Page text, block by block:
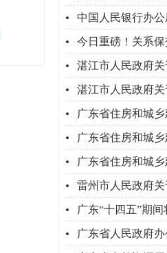
中国人民银行办
今日重磅！关系
湛江市人民政府
湛江市人民政府
广东省住房和城
广东省住房和城
广东省住房和城
雷州市人民政府
广东“十四五”期
广东省人民政府